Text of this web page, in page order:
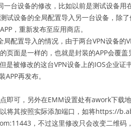
一台设备的修改，比如以前是测试设备
试设备的全局配置导入另一台设备，除
，重新发布至应用商店。
局配置导入的情况，由于两台VPN设备的
页面是一样的，也就是封装的APP会覆
是被修改的这台VPN设备上的IOS企业
再发布。
即可，另外在EMM设置处有awork下载
将其按照实际添加端口，如将https://
，不过这里修改只会改变二维码